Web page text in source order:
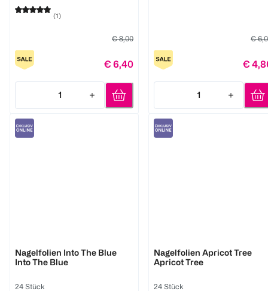
(1)
€ 8,00
€ 6,40
1
Quantity: 1
€
€
1
Quantity: 1
Nagelfolien Into The Blue
Into The Blue
24 Stück
Nagelfolien Apricot Tree
Apricot Tree
24 Stück